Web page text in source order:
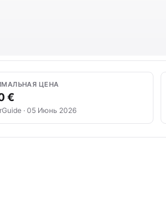
ЦЕНА
€
· 05 Июнь 2026